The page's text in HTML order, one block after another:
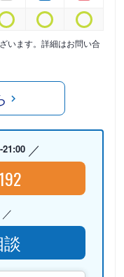
います。詳細はお問い合
21:00